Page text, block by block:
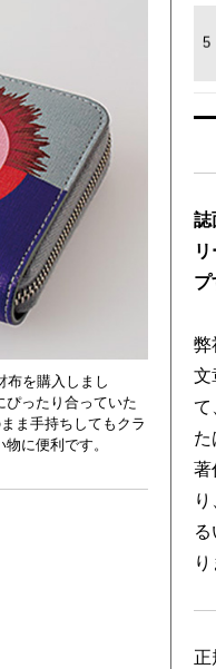
布を購入しまし
ったり合っていた
ま手持ちしてもクラ
に便利です。
5
誌
プ
弊
文
て
た
著
正